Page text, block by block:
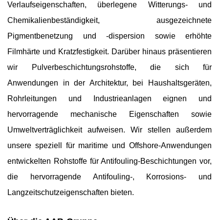
Verlaufseigenschaften, überlegene Witterungs- und
Chemikalienbeständigkeit, ausgezeichnete
Pigmentbenetzung und -dispersion sowie erhöhte
Filmhärte und Kratzfestigkeit. Darüber hinaus präsentieren
wir Pulverbeschichtungsrohstoffe, die sich für
Anwendungen in der Architektur, bei Haushaltsgeräten,
Rohrleitungen und Industrieanlagen eignen und
hervorragende mechanische Eigenschaften sowie
Umweltverträglichkeit aufweisen. Wir stellen außerdem
unsere speziell für maritime und Offshore-Anwendungen
entwickelten Rohstoffe für Antifouling-Beschichtungen vor,
die hervorragende Antifouling-, Korrosions- und
Langzeitschutzeigenschaften bieten.